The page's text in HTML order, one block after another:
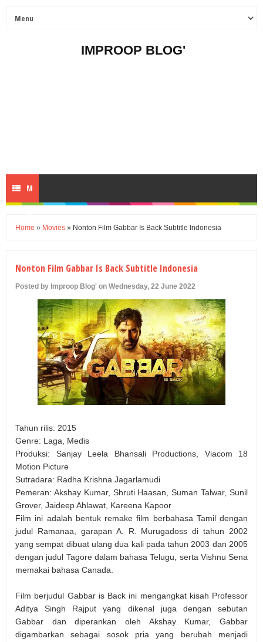
IMPROOP BLOG'
M
U
Home » Movies » Nonton Film Gabbar Is Back Subtitle Indonesia
Nonton Film Gabbar Is Back Subtitle Indonesia
Posted by Improop Blog' on Wednesday, 22 June 2022
Tahun rilis: 2015
Genre: Laga, Medis
Produksi: Sanjay Leela Bhansali Productions, Viacom 18
Motion Picture
Sutradara: Radha Krishna Jagarlamudi
Pemeran: Akshay Kumar, Shruti Haasan, Suman Talwar, Sunil
Grover, Jaideep Ahlawat, Kareena Kapoor
Film ini adalah bentuk remake film berbahasa Tamil dengan
judul Ramanaa, garapan A. R. Murugadoss di tahun 2002
yang sempat dibuat ulang dua kali pada tahun 2003 dan 2005
dengan judul Tagore dalam bahasa Telugu, serta Vishnu Sena
memakai bahasa Canada.
Film berjudul Gabbar is Back ini mengangkat kisah Professor
Aditya Singh Rajput yang dikenal juga dengan sebutan
Gabbar dan diperankan oleh Akshay Kumar, Gabbar
digambarkan sebagai sosok pria yang berubah menjadi